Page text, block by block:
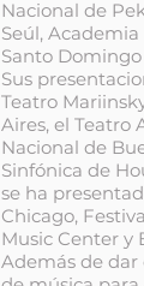
Nacional de
Seúl,
Santo
Sus
Teatro
Aires, el Teatro
Nacional de
Sinfónica de
se ha
Chicago,
Music Center y
Además de dar